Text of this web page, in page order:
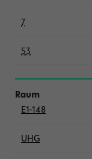
7
53
E1-148
UHG